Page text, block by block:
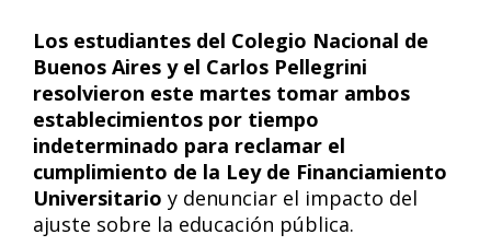
Los estudiantes del Colegio Nacional de
Buenos Aires y el Carlos Pellegrini
resolvieron este martes tomar ambos
establecimientos por tiempo
indeterminado para reclamar el
cumplimiento de la Ley de Financiamiento
Universitario y denunciar el impacto del
ajuste sobre la educación pública.